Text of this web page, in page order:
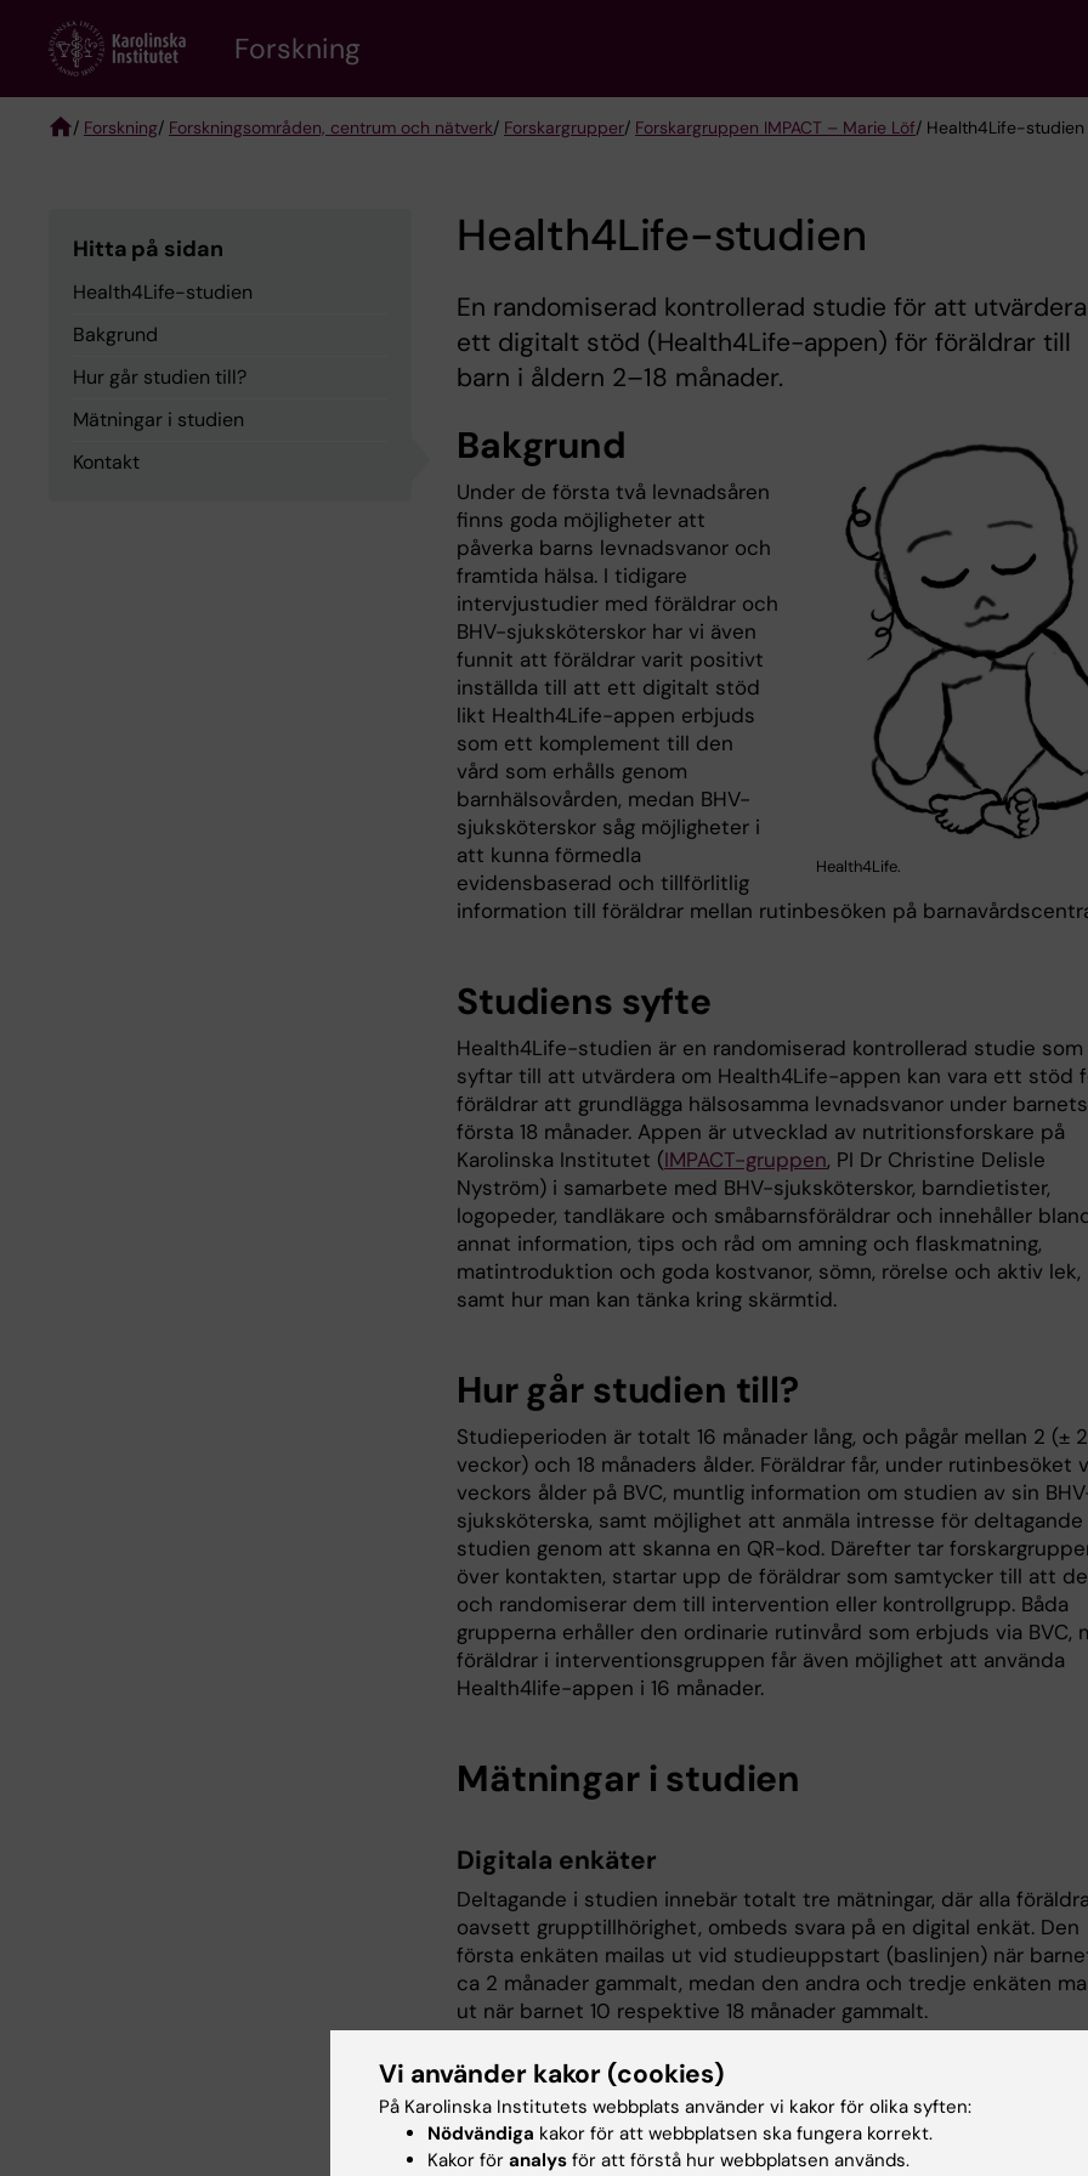
content
Forskning
/ Forskning/ Forskningsområden, centrum och nätverk/ Forskargrupper/ Forskargruppen IMPACT – Marie Löf/ Health4Life-studien
Hitta på sidan
Health4Life-studien
Bakgrund
Hur går studien till?
Mätningar i studien
Kontakt
Health4Life-studien
En randomiserad kontrollerad studie för att utvärdera
ett digitalt stöd (Health4Life-appen) för föräldrar till
barn i åldern 2–18 månader.
Health4Life.
Bakgrund
Under de första två levnadsåren
finns goda möjligheter att
påverka barns levnadsvanor och
framtida hälsa. I tidigare
intervjustudier med föräldrar och
BHV-sjuksköterskor har vi även
funnit att föräldrar varit positivt
inställda till att ett digitalt stöd
likt Health4Life-appen erbjuds
som ett komplement till den
vård som erhålls genom
barnhälsovården, medan BHV-
sjuksköterskor såg möjligheter i
att kunna förmedla
evidensbaserad och tillförlitlig
information till föräldrar mellan rutinbesöken på
Studiens syfte
Health4Life-studien är en randomiserad kontrollerad studie som
syftar till att utvärdera om Health4Life-appen kan vara ett stöd
föräldrar att grundlägga hälsosamma levnadsvanor under barnets
första 18 månader. Appen är utvecklad av nutritionsforskare på
Karolinska Institutet (IMPACT-gruppen, PI Dr Christine Delisle
Nyström) i samarbete med BHV-sjuksköterskor, barndietister,
logopeder, tandläkare och småbarnsföräldrar och innehåller
annat information, tips och råd om amning och flaskmatning,
matintroduktion och goda kostvanor, sömn, rörelse och aktiv lek,
samt hur man kan tänka kring skärmtid.
Hur går studien till?
Studieperioden är totalt 16 månader lång, och pågår mellan 2 (± 2
veckor) och 18 månaders ålder. Föräldrar får, under rutinbesöket
veckors ålder på BVC, muntlig information om studien av sin
sjuksköterska, samt möjlighet att anmäla intresse för deltagande
studien genom att skanna en QR-kod. Därefter tar
över kontakten, startar upp de föräldrar som samtycker till att
och randomiserar dem till intervention eller kontrollgrupp. Båda
grupperna erhåller den ordinarie rutinvård som erbjuds via BVC,
föräldrar i interventionsgruppen får även möjlighet att använda
Health4life-appen i 16 månader.
Mätningar i studien
Digitala enkäter
Deltagande i studien innebär totalt tre mätningar, där alla
oavsett grupptillhörighet, ombeds svara på en digital enkät. Den
första enkäten mailas ut vid studieuppstart (baslinjen) när
ca 2 månader gammalt, medan den andra och tredje enkäten
ut när barnet 10 respektive 18 månader gammalt.
Mätning av barns aktivitet
I samband med den sista enkäten vid 18 månaders ålder kommer
även en objektiv mätning av barnets aktivitet att göras. Mätningen
Vi använder kakor (cookies)
På Karolinska Institutets webbplats använder vi kakor för olika syften:
Nödvändiga kakor för att webbplatsen ska fungera korrekt.
Kakor för analys för att förstå hur webbplatsen används.